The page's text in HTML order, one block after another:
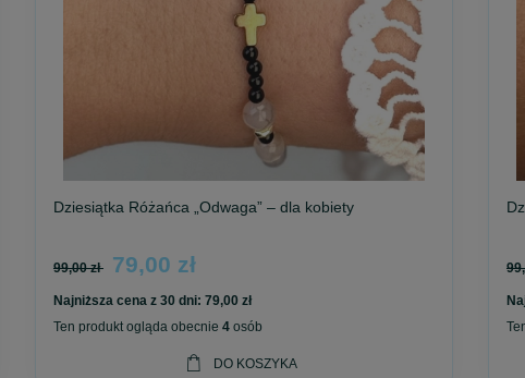
symbolice - z myślą o trwałości, prostocie i znaczeniu.
tym, co przetrwało próbę czasu.
się w sercu.
Dziesiątka Różańca „Odwaga” – dla kobiety
99,00 zł 79,00 zł
Najniższa cena z 30 dni: 79,00 zł
Ten produkt ogląda obecnie 4osób
DO KOSZYKA